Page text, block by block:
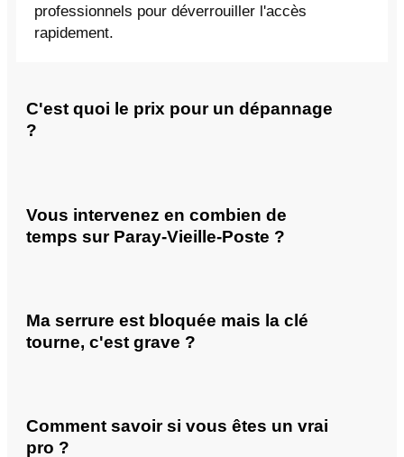
professionnels pour déverrouiller l'accès
rapidement.
C'est quoi le prix pour un dépannage
?
Vous intervenez en combien de
temps sur Paray-Vieille-Poste ?
Ma serrure est bloquée mais la clé
tourne, c'est grave ?
Comment savoir si vous êtes un vrai
pro ?